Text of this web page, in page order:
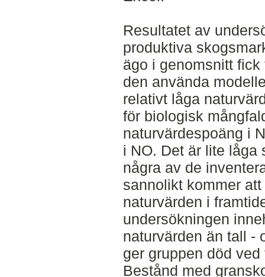
Resultatet av
produktiva
ägo i genomsnitt
den använda
relativt låga
för biologisk
naturvärdespoäng i
i NO. Det är lite låga
några av de
sannolikt kommer
naturvärden i
undersökningen
naturvärden än tall -
ger gruppen död
Bestånd med